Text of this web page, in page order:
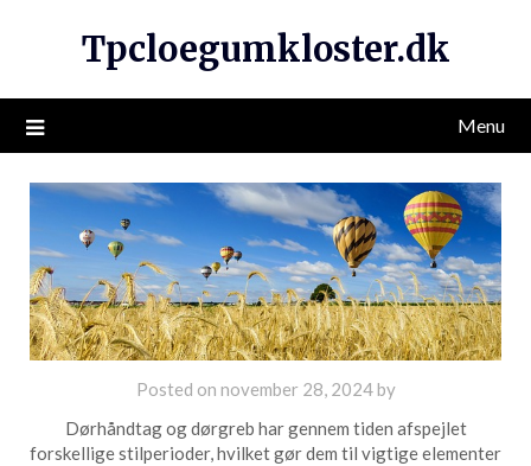
Tpcloegumkloster.dk
Menu
Posted on november 28, 2024by
Dørhåndtag og dørgreb har gennem tiden afspejlet
forskellige stilperioder, hvilket gør dem til vigtige elementer